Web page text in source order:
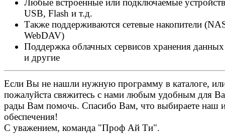
Любые встроенные или подключаемые
USB, Flash и т.д.
Также поддерживаются сетевые накопители
WebDAV)
Поддержка облачных сервисов хранения
и другие
Если Вы не нашли нужную программу в каталоге,
пожалуйста свяжитесь с нами любым удобным для
рады Вам помочь. Спасибо Вам, что выбираете наш
обеспечения!
С уважением, команда "Проф Ай Ти".